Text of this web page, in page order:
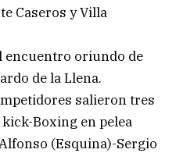
Caseros y Villa
oriundo de
de la Llena.
salieron tres
Boxing en pelea
(Esquina)-Sergio